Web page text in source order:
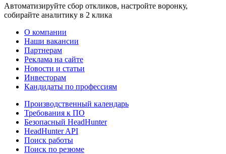
Автоматизируйте сбор откликов, настройте воронку,
собирайте аналитику в 2 клика
О компании
Наши вакансии
Партнерам
Реклама на сайте
Новости и статьи
Инвесторам
Кандидаты по профессиям
Производственный календарь
Требования к ПО
Безопасный HeadHunter
HeadHunter API
Поиск работы
Поиск по резюме